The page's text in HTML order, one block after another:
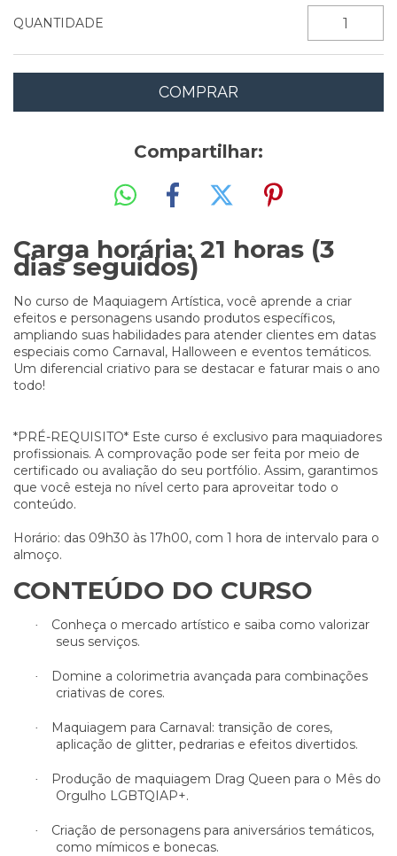
QUANTIDADE
Compartilhar:
Carga horária: 21 horas (3
dias seguidos)
No curso de Maquiagem Artística, você aprende a criar
efeitos e personagens usando produtos específicos,
ampliando suas habilidades para atender clientes em datas
especiais como Carnaval, Halloween e eventos temáticos.
Um diferencial criativo para se destacar e faturar mais o ano
todo!
*PRÉ-REQUISITO* Este curso é exclusivo para maquiadores
profissionais. A comprovação pode ser feita por meio de
certificado ou avaliação do seu portfólio. Assim, garantimos
que você esteja no nível certo para aproveitar todo o
conteúdo.
Horário: das 09h30 às 17h00, com 1 hora de intervalo para o
almoço.
CONTEÚDO DO CURSO
·
Conheça o mercado artístico e saiba como valorizar
seus serviços.
·
Domine a colorimetria avançada para combinações
criativas de cores.
·
Maquiagem para Carnaval: transição de cores,
aplicação de glitter, pedrarias e efeitos divertidos.
·
Produção de maquiagem Drag Queen para o Mês do
Orgulho LGBTQIAP+.
·
Criação de personagens para aniversários temáticos,
como mímicos e bonecas.